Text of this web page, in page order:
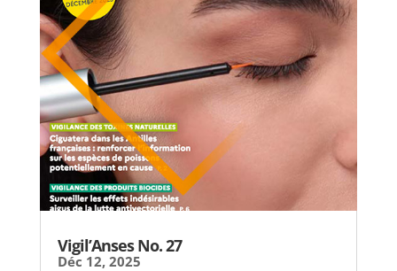
Vigil’Anses No. 27
Déc 12, 2025